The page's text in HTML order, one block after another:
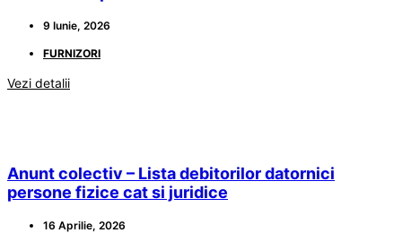
9 Iunie, 2026
FURNIZORI
Vezi detalii
Anunt colectiv – Lista debitorilor datornici
persone fizice cat si juridice
16 Aprilie, 2026